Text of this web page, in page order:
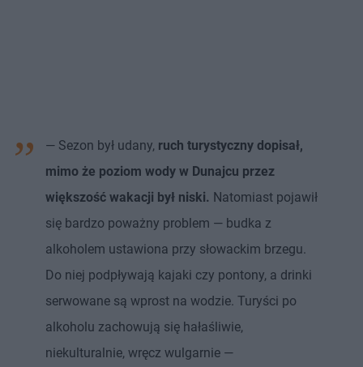
— Sezon był udany, ruch turystyczny dopisał,
mimo że poziom wody w Dunajcu przez
większość wakacji był niski. Natomiast pojawił
się bardzo poważny problem — budka z
alkoholem ustawiona przy słowackim brzegu.
Do niej podpływają kajaki czy pontony, a drinki
serwowane są wprost na wodzie. Turyści po
alkoholu zachowują się hałaśliwie,
niekulturalnie, wręcz wulgarnie —